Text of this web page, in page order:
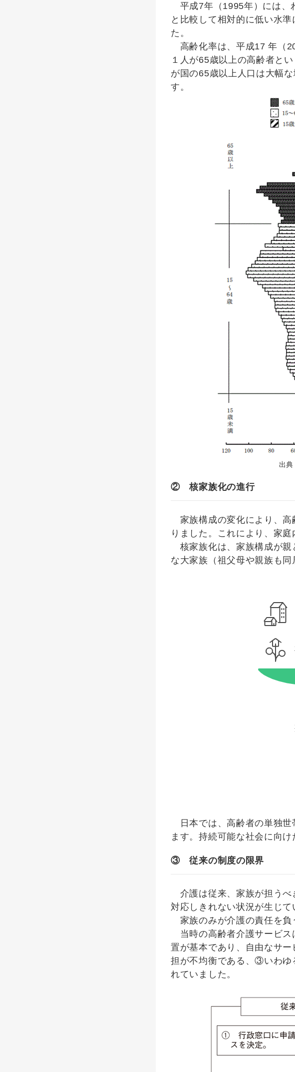
平成7年（1995年）には、
と比較して相対的に低い水
た。
高齢化率は、平成17 年（
１人が65歳以上の高齢者と
が国の65歳以上人口は大幅
す。
出
② 核家族化の進行
家族構成の変化により、高
りました。これにより、家
核家族化は、家族構成が親
な大家族（祖父母や親族も
日本では、高齢者の単独世
ます。持続可能な社会に向
③ 従来の制度の限界
介護は従来、家族が担うべ
対応しきれない状況が生じて
家族のみが介護の責任を負
当時の高齢者介護サービス
置が基本であり、自由なサ
担が不均衡である、③いわゆ
れていました。